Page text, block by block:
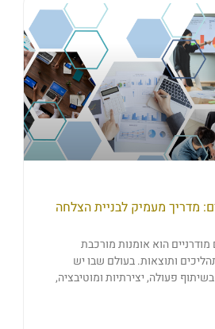
מדריך מעמיק לבניית הצלחה
מודרניים הוא אומנות מורכבת
ותוצאות. בעולם שבו יש
פעולה, יצירתיות ומוטיבציה,